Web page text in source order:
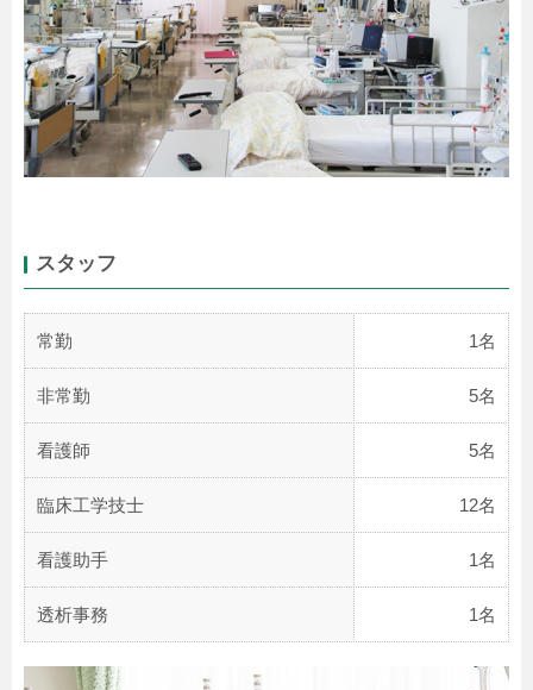
スタッフ
常勤 1名
非常勤 5名
看護師 5名
臨床工学技士 12名
看護助手 1名
透析事務 1名